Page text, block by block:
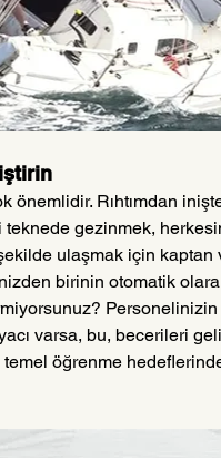
önemlidir. Rıhtımdan
gezinmek,
ulaşmak için kaptan
birinin otomatik
varsa, bu, becerileri
temel öğrenme